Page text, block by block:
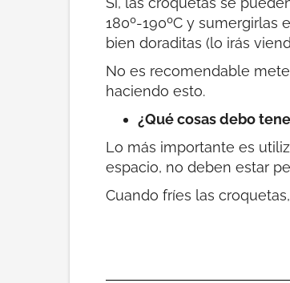
180º-190ºC y
bien doraditas (lo irás
No es recomendable
haciendo esto.
¿Qué cosas debo
Lo más importante es
espacio, no deben estar
Cuando fríes las